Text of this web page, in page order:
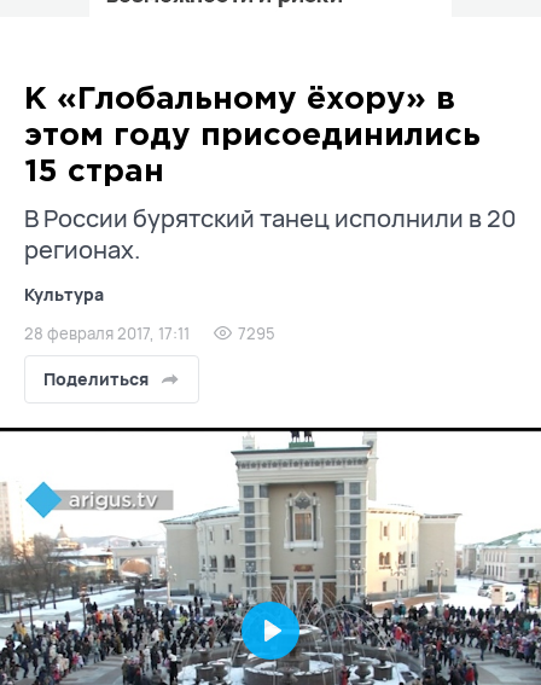
К «Глобальному ёхору» в
этом году присоединились
15 стран
В России бурятский танец исполнили в 20
регионах.
Культура
28 февраля 2017, 17:11 7295
Поделиться
Play